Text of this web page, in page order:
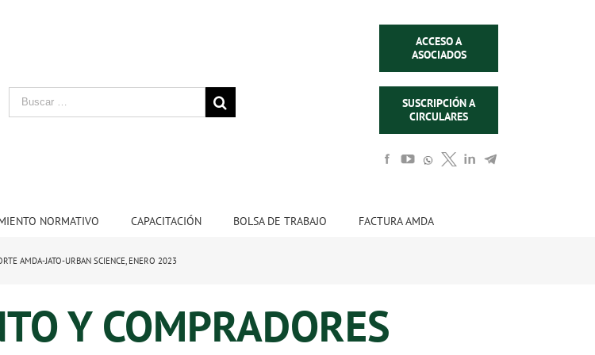
ACCESO A
ASOCIADOS
SUSCRIPCIÓN A
CIRCULARES
NORMATIVO CAPACITACIÓN BOLSA DE TRABAJO FACTURA AMDA
AMDA-JATO-URBAN SCIENCE, ENERO 2023
Y COMPRADORES